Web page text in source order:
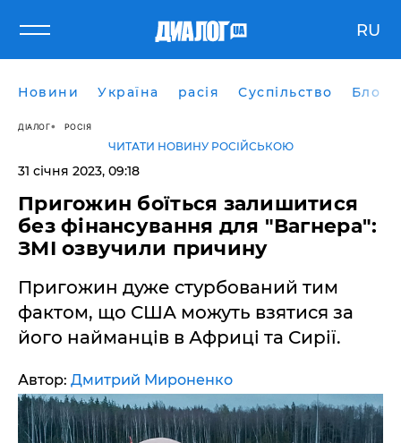
RU
Новини Україна расія Суспільство Блоги
ДІАЛОГ РОСІЯ
ЧИТАТИ НОВИНУ РОСІЙСЬКОЮ
31 січня 2023, 09:18
Пригожин боїться залишитися
без фінансування для "Вагнера":
ЗМІ озвучили причину
Пригожин дуже стурбований тим
фактом, що США можуть взятися за
його найманців в Африці та Сирії.
Автор: Дмитрий Мироненко